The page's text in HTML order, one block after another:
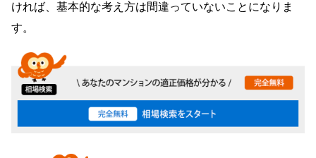
ければ、基本的な考え方は間違っていないことになりま
す。